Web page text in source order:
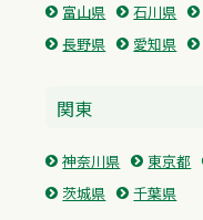
富山県 石川県
長野県
愛知県
関東
神奈川県 東京都
茨城県
千葉県